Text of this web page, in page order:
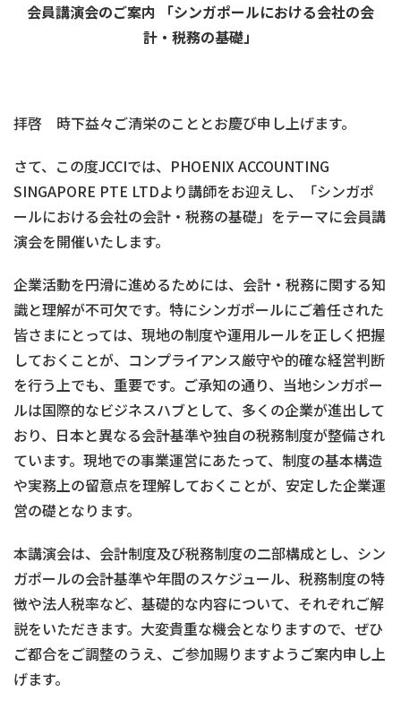
会員講演会のご案内
「シンガポールにおける会社の会
計・税務の基礎」
拝啓 時下益々ご清栄のこととお慶び申し上げます。
さて、この度JCCIでは、PHOENIX ACCOUNTING
SINGAPORE PTE LTDより講師をお迎えし、「シンガポ
ールにおける会社の会計・税務の基礎」をテーマに会員講
演会を開催いたします。
企業活動を円滑に進めるためには、会計・税務に関する知
識と理解が不可欠です。特にシンガポールにご着任された
皆さまにとっては、現地の制度や運用ルールを正しく把握
しておくことが、コンプライアンス厳守や的確な経営判断
を行う上でも、重要です。ご承知の通り、当地シンガポー
ルは国際的なビジネスハブとして、多くの企業が進出して
おり、日本と異なる会計基準や独自の税務制度が整備され
ています。現地での事業運営にあたって、制度の基本構造
や実務上の留意点を理解しておくことが、安定した企業運
営の礎となります。
本講演会は、会計制度及び税務制度の二部構成とし、シン
ガポールの会計基準や年間のスケジュール、税務制度の特
徴や法人税率など、基礎的な内容について、それぞれご解
説をいただきます。大変貴重な機会となりますので、ぜひ
ご都合をご調整のうえ、ご参加賜りますようご案内申し上
げます。